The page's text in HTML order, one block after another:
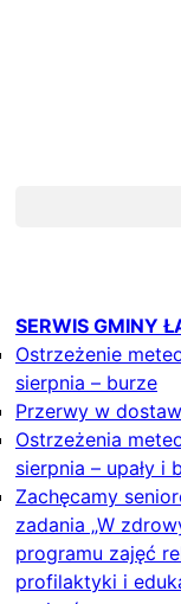
SERWIS GMINY
Ostrzeżenie
sierpnia – burze
Przerwy w
Ostrzeżenia
sierpnia – upały i
Zachęcamy
zadania „W
programu zajęć
profilaktyki i